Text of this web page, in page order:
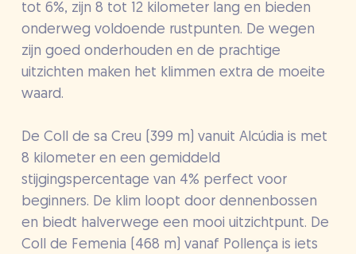
tot 6%, zijn 8 tot 12 kilometer lang en bieden
onderweg voldoende rustpunten. De wegen
zijn goed onderhouden en de prachtige
uitzichten maken het klimmen extra de moeite
waard.
De Coll de sa Creu (399 m) vanuit Alcúdia is met
8 kilometer en een gemiddeld
stijgingspercentage van 4% perfect voor
beginners. De klim loopt door dennenbossen
en biedt halverwege een mooi uitzichtpunt. De
Coll de Femenia (468 m) vanaf Pollença is iets